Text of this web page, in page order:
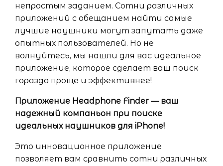
непростым заданием. Сотни различных
приложений с обещанием найти самые
лучшие наушники могут запутать даже
опытных пользователей. Но не
волнуйтесь, мы нашли для вас идеальное
приложение, которое сделает ваш поиск
гораздо проще и эффективнее!
Приложение Headphone Finder — ваш
надежный компаньон при поиске
идеальных наушников для iPhone!
Это инновационное приложение
позволяет вам сравнить сотни различных